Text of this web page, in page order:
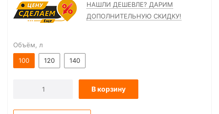
НАШЛИ ДЕШЕВЛЕ? ДАРИМ
ДОПОЛНИТЕЛЬНУЮ СКИДКУ!
Объём, л
100
120 140
В корзину